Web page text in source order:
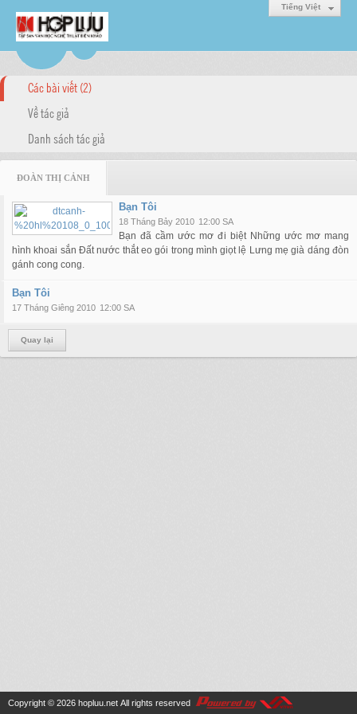
Tiếng Việt
Các bài viết (2)
Về tác giả
Danh sách tác giả
ĐOÀN THỊ CẢNH
Bạn Tôi
18 Tháng Bảy 2010 12:00 SA
Bạn đã cầm ước mơ đi biệt Những ước mơ mang
hình khoai sắn Đất nước thắt eo gói trong mình giọt lệ Lưng mẹ già dáng đòn
gánh cong cong.
Bạn Tôi
17 Tháng Giêng 2010 12:00 SA
Quay lại
Copyright © 2026 hopluu.net All rights reserved